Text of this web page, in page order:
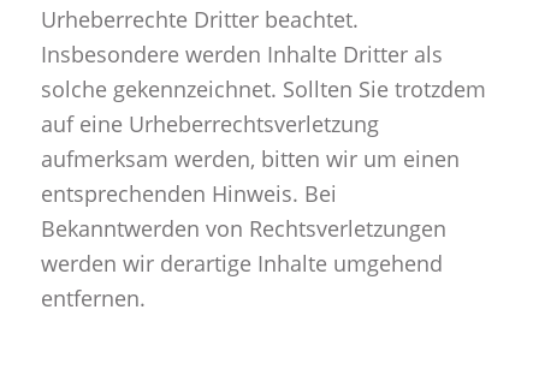
Urheberrechte Dritter beachtet.
Insbesondere werden Inhalte Dritter als
solche gekennzeichnet. Sollten Sie trotzdem
auf eine Urheberrechtsverletzung
aufmerksam werden, bitten wir um einen
entsprechenden Hinweis. Bei
Bekanntwerden von Rechtsverletzungen
werden wir derartige Inhalte umgehend
entfernen.